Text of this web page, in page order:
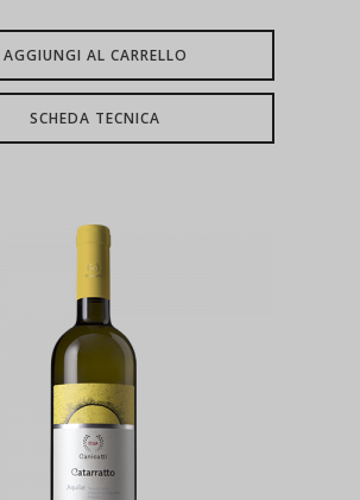
AGGIUNGI AL CARRELLO
SCHEDA TECNICA